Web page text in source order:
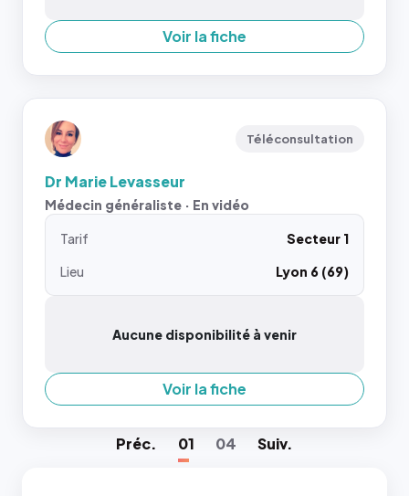
Voir la fiche
Téléconsultation
Dr Marie Levasseur
Médecin généraliste · En vidéo
Tarif
Secteur 1
Lieu
Lyon 6 (69)
Aucune disponibilité à venir
Voir la fiche
Préc. 01 04 Suiv.